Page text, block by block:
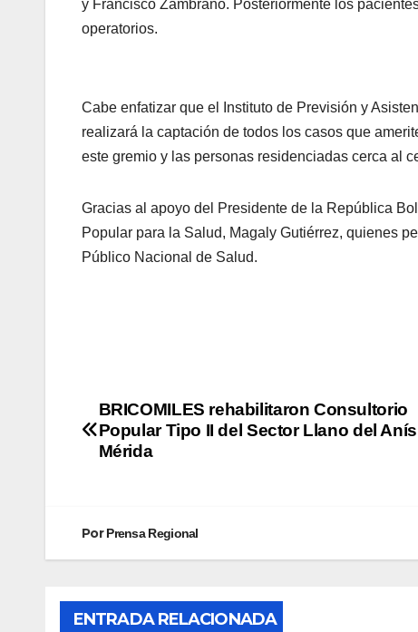
y Francisco Zambrano. Posteriormente los
operatorios.
Cabe enfatizar que el Instituto de Previsión y
realizará la captación de todos los casos que
este gremio y las personas residenciadas cerca al
Gracias al apoyo del Presidente de la República
Popular para la Salud, Magaly Gutiérrez, quienes
Público Nacional de Salud.
BRICOMILES rehabilitaron Consultorio
Popular Tipo II del Sector Llano del
Mérida
PorPrensa Regional
ENTRADA RELACIONADA